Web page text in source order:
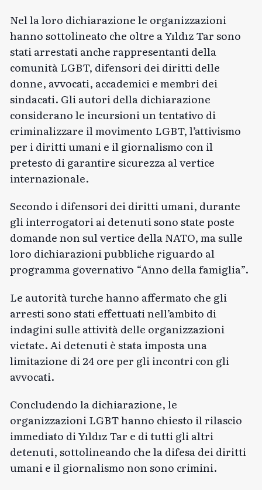
Nel la loro dichiarazionele organizzazioni
hanno sottolineato che oltre a Yıldız Tar sono
stati arrestati anche rappresentanti della
comunità LGBT, difensori dei diritti delle
donne, avvocati, accademici e membri dei
sindacati. Gli autori della dichiarazione
considerano le incursioni un tentativo di
criminalizzare il movimento LGBT, l’attivismo
per i diritti umani e il giornalismo con il
pretesto di garantire sicurezza al vertice
internazionale.
Secondo i difensori dei diritti umani, durante
gli interrogatori ai detenuti sono state poste
domande non sul vertice della NATO, ma sulle
loro dichiarazioni pubbliche riguardo al
programma governativo “Anno della famiglia”.
Le autorità turche hanno affermato che gli
arresti sono stati effettuati nell’ambito di
indagini sulle attività delle organizzazioni
vietate. Ai detenuti è stata imposta una
limitazione di 24 ore per gli incontri con gli
avvocati.
Concludendo la dichiarazione, le
organizzazioni LGBT hanno chiesto il rilascio
immediato di Yıldız Tar e di tutti gli altri
detenuti, sottolineando che la difesa dei diritti
umani e il giornalismo non sono crimini.